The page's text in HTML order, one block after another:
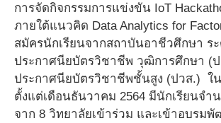
การจัดกิจกรรมการแข่งขัน IoT
ภายใต้แนวคิด Data Analytics for
สมัครนักเรียนจากสถาบันอาชีวศึกษา ร
ประกาศนียบัตรวิชาชีพ วุฒิการศึกษา (
ประกาศนียบัตรวิชาชีพชั้นสูง (ปวส.) ใ
ตั้งแต่เดือนธันวาคม 2564 มีนักเรียนจำ
จาก 8 วิทยาลัยเข้าร่วม และเข้าอบรม